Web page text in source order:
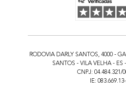
RODOVIA DARLY SANTOS, 4000 -
SANTOS - VILA VELHA - ES
CNPJ: 04.484.321/
IE: